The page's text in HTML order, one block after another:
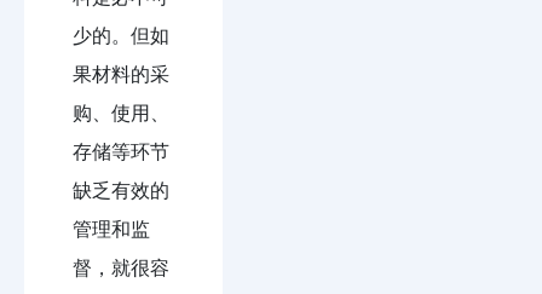
少的。但如
果材料的采
购、使用、
存储等环节
缺乏有效的
管理和监
督，就很容